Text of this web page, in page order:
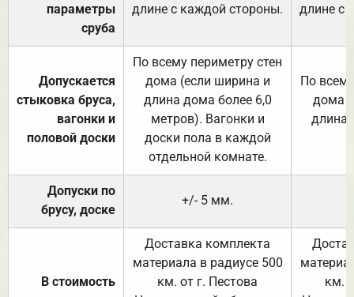
параметры
сруба
длине с каждой стороны.
длине с
Допускается
стыковка бруса,
вагонки и
половой доски
По всему периметру стен
дома (если ширина и
длина дома более 6,0
метров). Вагонки и
доски пола в каждой
отдельной комнате.
По
дома
длина
Допуски по
брусу, доске
+/- 5 мм.
В стоимость
Доставка комплекта
материала в радиусе 500
км. от г. Пестова
км.